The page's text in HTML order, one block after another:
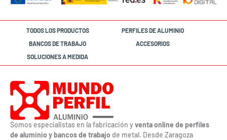
TODOS LOS PRODUCTOS
PERFILES DE ALUMINIO
BANCOS DE TRABAJO
ACCESORIOS
SOLUCIONES A MEDIDA
Somos especialistas en la fabricación yventa online de perfiles
de aluminio y bancos de trabajo de metal. Desde Zaragoza